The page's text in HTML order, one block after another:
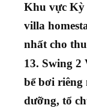
Khu vực Kỳ
villa
nhất cho
13. Swing 2
bể bơi riêng
dưỡng, tổ